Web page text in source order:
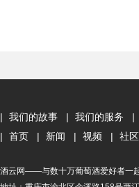
| 我们的故事 | 我们的服务 |
|
首页 | 新闻 | 视频 | 社区
酒云网——与数十万葡萄酒爱好者一